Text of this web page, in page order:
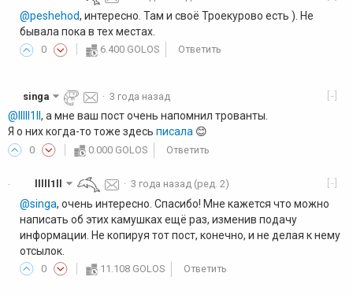
@peshehod, интересно. Там и своё Троекурово есть ). Не
бывала пока в тех местах.
0 6.400 GOLOS Ответить
[-]
singa ·3 года назад
@lllll1ll , а мне ваш пост очень напомнил трованты.
Я о них когда-то тоже здесь писала 😊
0 0.000 GOLOS Ответить
· [-]
lllll1ll ·3 года назад (ред. 2)
@singa, очень интересно. Спасибо! Мне кажется что можно
написать об этих камушках ещё раз, изменив подачу
информации. Не копируя тот пост, конечно, и не делая к нему
отсылок.
0 11.108 GOLOS Ответить